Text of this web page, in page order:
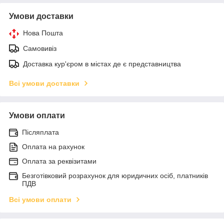
Умови доставки
Нова Пошта
Самовивіз
Доставка кур'єром в містах де є представництва
Всі умови доставки
Умови оплати
Післяплата
Оплата на рахунок
Оплата за реквізитами
Безготівковий розрахунок для юридичних осіб, платників
ПДВ
Всі умови оплати